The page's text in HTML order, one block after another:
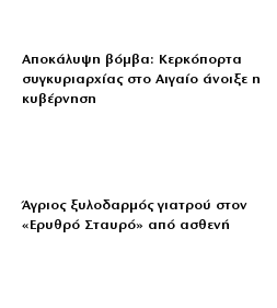
Αποκάλυψη βόμβα: Κερκόπορτα
συγκυριαρχίας στο Αιγαίο άνοιξε η
κυβέρνηση
Άγριος ξυλοδαρμός γιατρού στον
«Ερυθρό Σταυρό» από ασθενή